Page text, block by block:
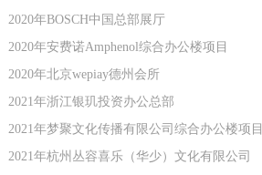
2020年BOSCH中国总部展厅
2020年安费诺Amphenol综合办公楼项目
2020年北京wepiay德州会所
2021年浙江银玑投资办公总部
2021年梦聚文化传播有限公司综合办公楼项目
2021年杭州丛容喜乐（华少）文化有限公司